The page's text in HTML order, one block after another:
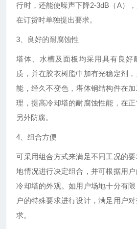
行时，还能使噪声下降2-3dB（A）
在订货时单独提出要求。
3、良好的耐腐蚀性
塔体、水槽及面板均采用具有良好
质，并在胶衣树脂中加有光稳定剂
能，经久不变色，塔体钢结构件在
理，提高冷却塔的耐腐蚀性能，在
另外防腐。
4、组合方便
可采用组合方式来满足不同工况的
地情况进行决定组合，并可根据用
冷却塔的外观。如用户场地十分有
户的特殊要求进行设计，满足用户
求。